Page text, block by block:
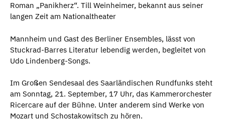
Roman „Panikherz“. Till Weinheimer, bekannt aus seiner
langen Zeit am Nationaltheater
Mannheim und Gast des Berliner Ensembles, lässt von
Stuckrad-Barres Literatur lebendig werden, begleitet von
Udo Lindenberg-Songs.
Im Großen Sendesaal des Saarländischen Rundfunks steht
am Sonntag, 21. September, 17 Uhr, das Kammerorchester
Ricercare auf der Bühne. Unter anderem sind Werke von
Mozart und Schostakowitsch zu hören.